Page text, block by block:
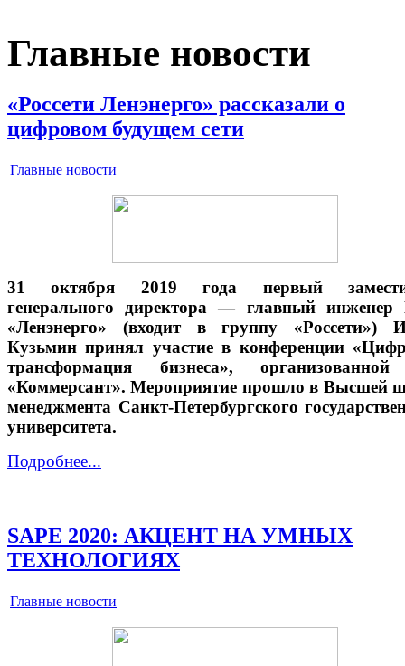
Главные новости
«Россети Ленэнерго» рассказали о
цифровом будущем сети
Главные новости
31 октября 2019 года первый
генерального директора — главный
«Ленэнерго» (входит в группу «Россети»)
Кузьмин принял участие в конференции
трансформация бизнеса»,
«Коммерсант». Мероприятие прошло в Высшей
менеджмента Санкт-Петербургского
университета.
Подробнее...
SAPE 2020: АКЦЕНТ НА УМНЫХ
ТЕХНОЛОГИЯХ
Главные новости